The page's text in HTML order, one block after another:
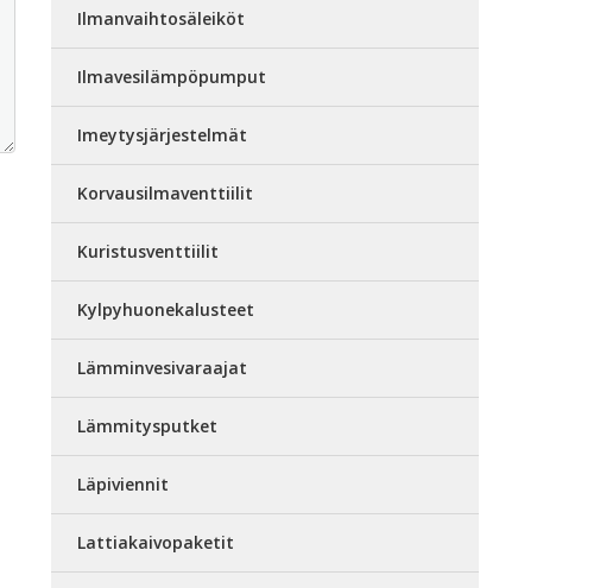
Ilmanvaihtosäleiköt
Ilmavesilämpöpumput
Imeytysjärjestelmät
Korvausilmaventtiilit
Kuristusventtiilit
Kylpyhuonekalusteet
Lämminvesivaraajat
Lämmitysputket
Läpiviennit
Lattiakaivopaketit